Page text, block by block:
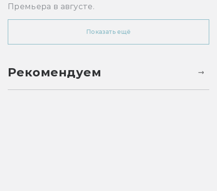
Премьера в августе.
Показать ещё
Рекомендуем